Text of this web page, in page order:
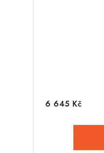
6 645 Kč